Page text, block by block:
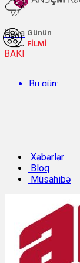
Hava
BAKI
Bu gün:
Sabah:
Günün
FİLMİ
Xəbərlər
Bloq
Müsahibə